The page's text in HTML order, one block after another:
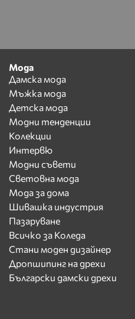
Мода
Дамска мода
Мъжка мода
Детска мода
Модни тенденции
Колекции
Интервю
Модни съвети
Световна мода
Мода за дома
Шивашка индустрия
Пазаруване
Всичко за Коледа
Стани моден дизайнер
Дропшипинг на дрехи
Български дамски дрехи